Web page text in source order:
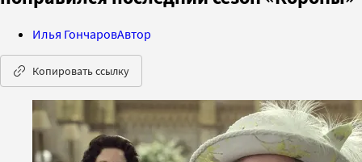
Илья ГончаровАвтор
Копировать ссылку